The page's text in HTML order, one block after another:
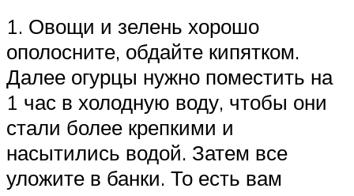
1. Овощи и зелень хорошо
ополосните, обдайте кипятком.
Далее огурцы нужно поместить на
1 час в холодную воду, чтобы они
стали более крепкими и
насытились водой. Затем все
уложите в банки. То есть вам